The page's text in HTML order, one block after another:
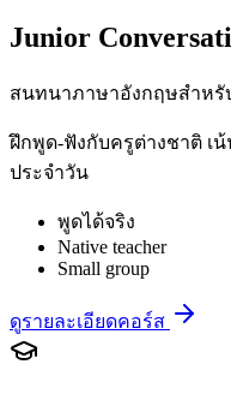
Junior
สนทนาภาษาอังกฤษสำหรั
ฝึกพูด-ฟังกับครูต่างชาติ เ
ประจำวัน
พูดได้จริง
Native teacher
Small group
ดูรายละเอียดคอร์ส